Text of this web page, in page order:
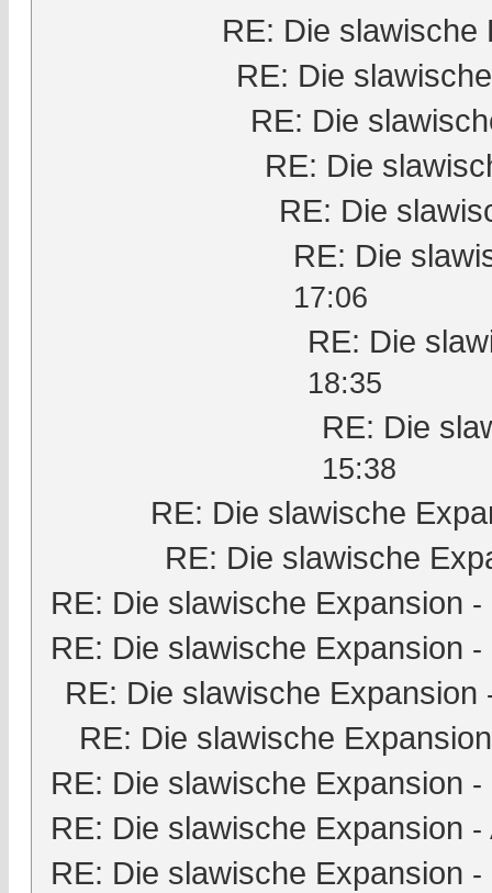
RE: Die slawische
RE: Die
RE: Die
RE: Die
RE: Die
RE: Die
17:06
RE: Die
18:35
RE: Die
15:38
RE: Die slawische
RE: Die slawische
RE: Die slawische Expansion -
RE: Die slawische Expansion -
RE: Die slawische Expansion
RE: Die slawische Expansion
RE: Die slawische Expansion -
RE: Die slawische Expansion -
RE: Die slawische Expansion -